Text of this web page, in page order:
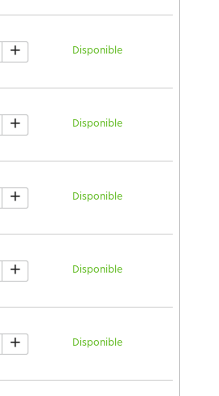
Disponible
+
Disponible
+
Disponible
+
Disponible
+
Disponible
+